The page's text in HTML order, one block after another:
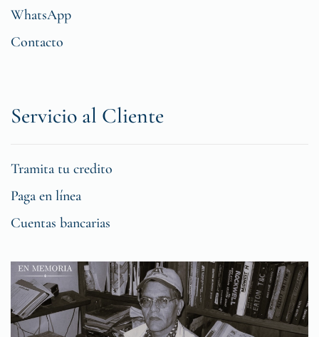
WhatsApp
Contacto
Servicio al Cliente
Tramita tu credito
Paga en línea
Cuentas bancarias